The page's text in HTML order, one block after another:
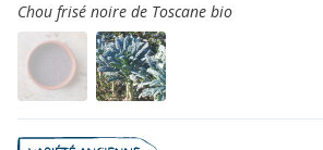
Chou frisé noire de Toscane bio